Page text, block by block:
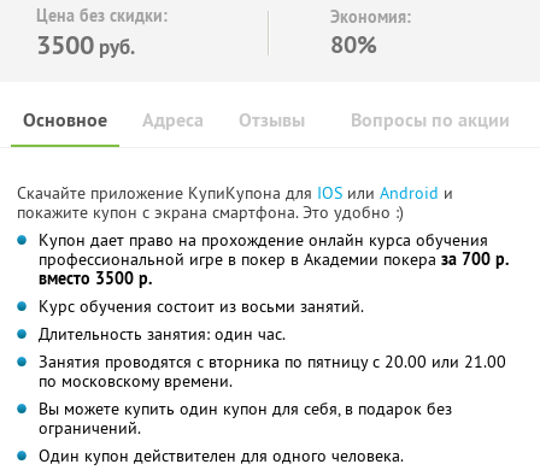
Цена без скидки:
3500 руб.
Экономия:
80%
Основное Отзывы Вопросы по акции
Адреса
Скачайте приложение КупиКупона для IOS или Android и
покажите купон с экрана смартфона. Это удобно :)
Купон дает право на прохождение онлайн курса обучения
профессиональной игре в покер в Академии покера за 700 р.
вместо 3500 р.
Курс обучения состоит из восьми занятий.
Длительность занятия: один час.
Занятия проводятся с вторника по пятницу с 20.00 или 21.00
по московскому времени.
Вы можете купить один купон для себя, в подарок без
ограничений.
Один купон действителен для одного человека.